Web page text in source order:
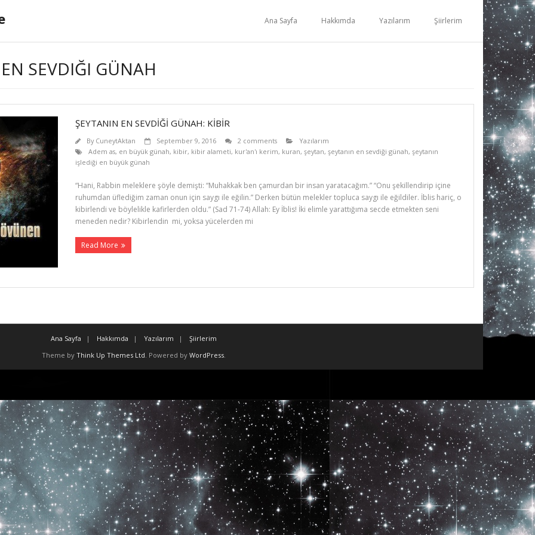
Ana Sayfa Hakkımda Yazılarım Şiirlerim
SEVDIĞI GÜNAH
ŞEYTANIN EN SEVDİĞİ GÜNAH: KİBİR
By CuneytAktan September 9, 2016 2 comments
Yazılarım
Adem as, en büyük günah, kibir, kibir alameti, kur'an'ı kerim, kuran, şeytan, şeytanın en sevdiği günah, şeytanın
işlediği en büyük günah
“Hani, Rabbin meleklere şöyle demişti: “Muhakkak ben çamurdan bir insan yaratacağım.” “Onu şekillendirip içine
ruhumdan üflediğim zaman onun için saygı ile eğilin.” Derken bütün melekler topluca saygı ile eğildiler. İblis hariç, o
kibirlendi ve böylelikle kafirlerden oldu.” (Sad 71-74) Allah: Ey İblis! İki elimle yarattığıma secde etmekten seni
meneden nedir? Kibirlendin mi, yoksa yücelerden mi
Read More
Ana Sayfa Hakkımda Yazılarım
Şiirlerim
Theme by Think Up Themes Ltd. Powered by WordPress.